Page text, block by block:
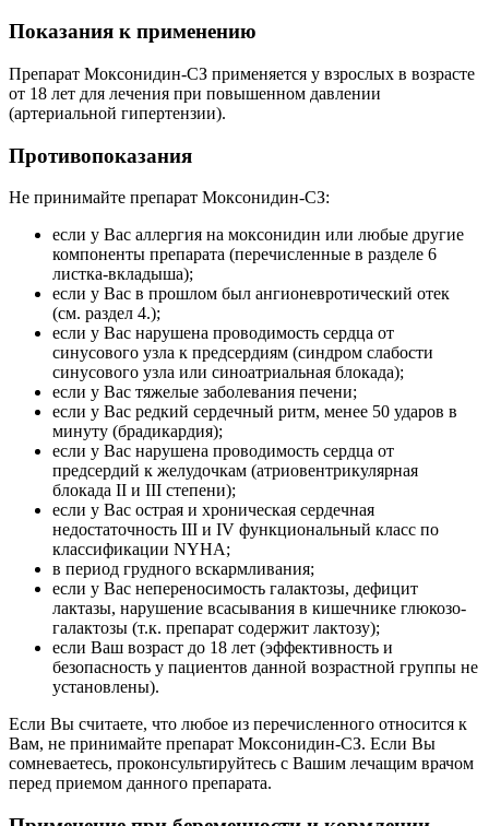
Показания к применению
Препарат Моксонидин-СЗ применяется у взрослых в возрасте
от 18 лет для лечения при повышенном давлении
(артериальной гипертензии).
Противопоказания
Не принимайте препарат Моксонидин-СЗ:
если у Вас аллергия на моксонидин или любые другие
компоненты препарата (перечисленные в разделе 6
листка-вкладыша);
если у Вас в прошлом был ангионевротический отек
(см. раздел 4.);
если у Вас нарушена проводимость сердца от
синусового узла к предсердиям (синдром слабости
синусового узла или синоатриальная блокада);
если у Вас тяжелые заболевания печени;
если у Вас редкий сердечный ритм, менее 50 ударов в
минуту (брадикардия);
если у Вас нарушена проводимость сердца от
предсердий к желудочкам (атриовентрикулярная
блокада II и III степени);
если у Вас острая и хроническая сердечная
недостаточность III и IV функциональный класс по
классификации NYHA;
в период грудного вскармливания;
если у Вас непереносимость галактозы, дефицит
лактазы, нарушение всасывания в кишечнике глюкозо-
галактозы (т.к. препарат содержит лактозу);
если Ваш возраст до 18 лет (эффективность и
безопасность у пациентов данной возрастной группы не
установлены).
Если Вы считаете, что любое из перечисленного относится к
Вам, не принимайте препарат Моксонидин-СЗ. Если Вы
сомневаетесь, проконсультируйтесь с Вашим лечащим врачом
перед приемом данного препарата.